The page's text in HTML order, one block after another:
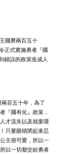
國曆兩百五十
正式實施勇者『國
錯誤的政策造成人
百五十年，為了
『國有化』政策，
才流失以及就業環
只要眼睛閉起來忍
主很可愛，所以一
以一切都交給勇者